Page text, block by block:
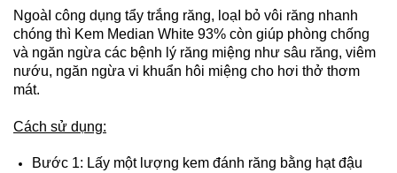
NgoàI công dụng tẩy trắng răng, loạI bỏ vôi răng nhanh
chóng thì Kem Median White 93% còn giúp phòng chống
và ngăn ngừa các bệnh lý răng miệng như sâu răng, viêm
nướu, ngăn ngừa vi khuẩn hôi miệng cho hơi thở thơm
mát.
Cách sử dụng:
Bước 1: Lấy một lượng kem đánh răng bằng hạt đậu